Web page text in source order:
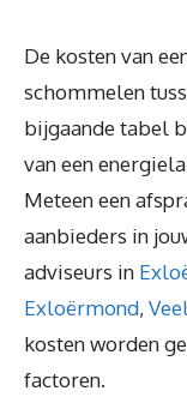
De kosten van
schommelen
bijgaande tabel
van een
Meteen een
aanbieders in
adviseurs in
Exloërmond,
kosten worden
factoren.